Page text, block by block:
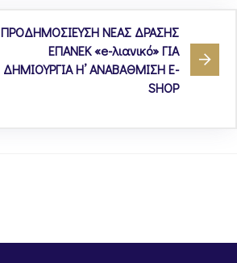
ΠΡΟΔΗΜΟΣΙΕΥΣΗ ΝΕΑΣ ΔΡΑΣΗΣ
ΕΠΑΝΕΚ «e-λιανικό» ΓΙΑ
ΔΗΜΙΟΥΡΓΙΑ Η’ ΑΝΑΒΑΘΜΙΣΗ E-
SHOP